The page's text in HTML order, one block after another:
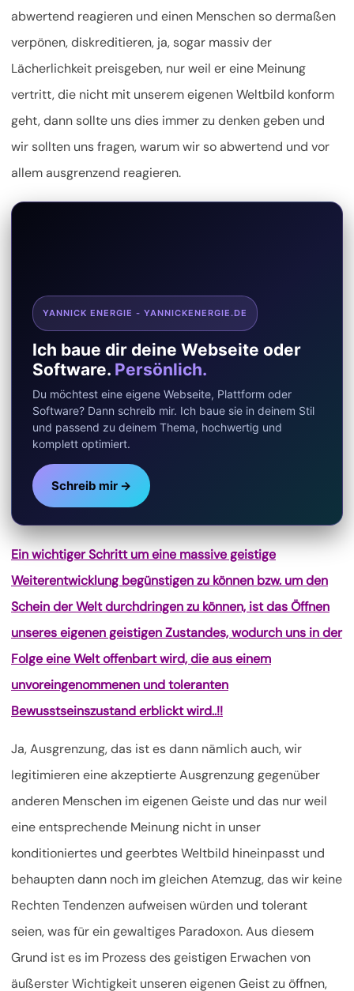
abwertend reagieren und einen Menschen so dermaßen
verpönen, diskreditieren, ja, sogar massiv der
Lächerlichkeit preisgeben, nur weil er eine Meinung
vertritt, die nicht mit unserem eigenen Weltbild konform
geht, dann sollte uns dies immer zu denken geben und
wir sollten uns fragen, warum wir so abwertend und vor
allem ausgrenzend reagieren.
YANNICK ENERGIE - YANNICKENERGIE.DE
Ich baue dir deine Webseite oder
Software. Persönlich.
Du möchtest eine eigene Webseite, Plattform oder
Software? Dann schreib mir. Ich baue sie in deinem Stil
und passend zu deinem Thema, hochwertig und
komplett optimiert.
Schreib mir →
Ein wichtiger Schritt um eine massive geistige
Weiterentwicklung begünstigen zu können bzw. um den
Schein der Welt durchdringen zu können, ist das Öffnen
unseres eigenen geistigen Zustandes, wodurch uns in der
Folge eine Welt offenbart wird, die aus einem
unvoreingenommenen und toleranten
Bewusstseinszustand erblickt wird..!!
Ja, Ausgrenzung, das ist es dann nämlich auch, wir
legitimieren eine akzeptierte Ausgrenzung gegenüber
anderen Menschen im eigenen Geiste und das nur weil
eine entsprechende Meinung nicht in unser
konditioniertes und geerbtes Weltbild hineinpasst und
behaupten dann noch im gleichen Atemzug, das wir keine
Rechten Tendenzen aufweisen würden und tolerant
seien, was für ein gewaltiges Paradoxon. Aus diesem
Grund ist es im Prozess des geistigen Erwachen von
äußerster Wichtigkeit unseren eigenen Geist zu öffnen,